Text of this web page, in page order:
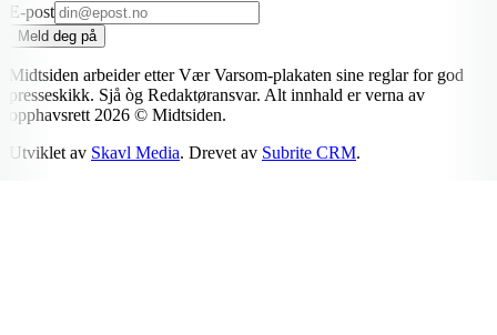
E-post
Meld deg på
Midtsiden arbeider etter Vær Varsom-plakaten sine reglar for god
presseskikk. Sjå òg Redaktøransvar. Alt innhald er verna av
opphavsrett 2026 © Midtsiden.
Utviklet av Skavl Media. Drevet av Subrite CRM.